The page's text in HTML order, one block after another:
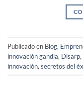
Publicado en Blog,
innovación gandia, Disarp,
innovación, secretos del